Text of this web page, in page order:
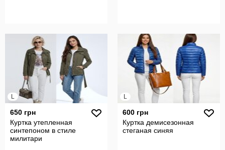
L
650 грн
Куртка утепленная
синтепоном в стиле
милитари
L
600 грн
Куртка демисезонная
стеганая синяя